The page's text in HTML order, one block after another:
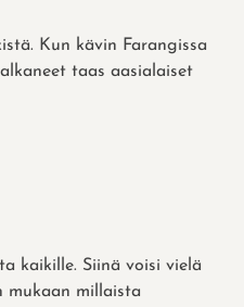
Kun kävin Farangissa
taas aasialaiset
kaikille. Siinä voisi vielä
mukaan millaista